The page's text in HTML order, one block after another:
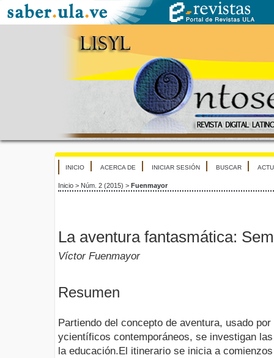
INICIO ACERCA DE INICIAR SESIÓN BUSCAR
Inicio > Núm. 2 (2015) > Fuenmayor
La aventura fantasmática:
Víctor Fuenmayor
Resumen
Partiendo del concepto de aventura, usado
ycientíficos contemporáneos, se investigan
la educación.El itinerario se inicia a